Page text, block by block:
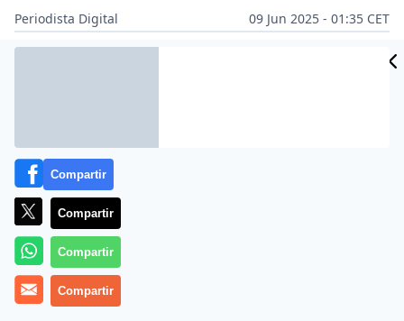
Periodista Digital
09 Jun 2025 - 01:35 CET
Archivado en: VIAJES
Compartir
Compartir
Compartir
Compartir